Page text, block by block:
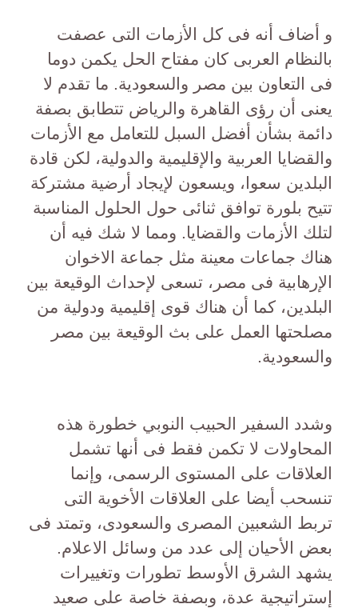
و أضاف أنه فى كل الأزمات التى عصفت
بالنظام العربى كان مفتاح الحل يكمن دوما
فى التعاون بين مصر والسعودية. ما تقدم لا
يعنى أن رؤى القاهرة والرياض تتطابق بصفة
دائمة بشأن أفضل السبل للتعامل مع الأزمات
والقضايا العربية والإقليمية والدولية، لكن قادة
البلدين سعوا، ويسعون لإيجاد أرضية مشتركة
تتيح بلورة توافق ثنائى حول الحلول المناسبة
لتلك الأزمات والقضايا. ومما لا شك فيه أن
هناك جماعات معينة مثل جماعة الاخوان
الإرهابية فى مصر، تسعى لإحداث الوقيعة بين
البلدين، كما أن هناك قوى إقليمية ودولية من
مصلحتها العمل على بث الوقيعة بين مصر
والسعودية.
وشدد السفير الحبيب النوبي خطورة هذه
المحاولات لا تكمن فقط فى أنها تشمل
العلاقات على المستوى الرسمى، وإنما
تنسحب أيضا على العلاقات الأخوية التى
تربط الشعبين المصرى والسعودى، وتمتد فى
بعض الأحيان إلى عدد من وسائل الاعلام.
يشهد الشرق الأوسط تطورات وتغييرات
إستراتيجية عدة، وبصفة خاصة على صعيد